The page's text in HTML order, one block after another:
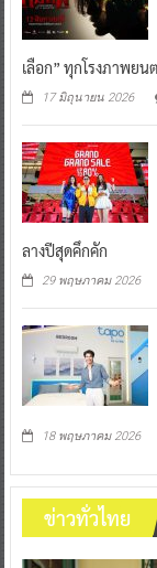
เลือก” ทุกโรงภาพย
17 มิถุนายน 2026
ลางปีสุดคึกคัก
29 พฤษภาคม 2026
18 พฤษภาคม 2026
ข่าวทั่วไทย